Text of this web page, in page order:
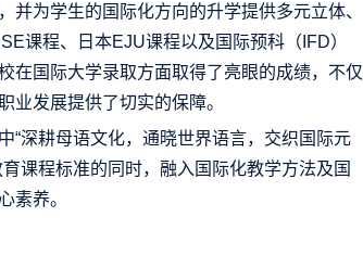
为学生的国际化方向的升学提供多元立体、
课程、日本EJU课程以及国际预科（IFD）
在国际大学录取方面取得了亮眼的成绩，不仅
业发展提供了切实的保障。
中“深耕母语文化，通晓世界语言，交织国际元
课程标准的同时，融入国际化教学方法及国
素养。